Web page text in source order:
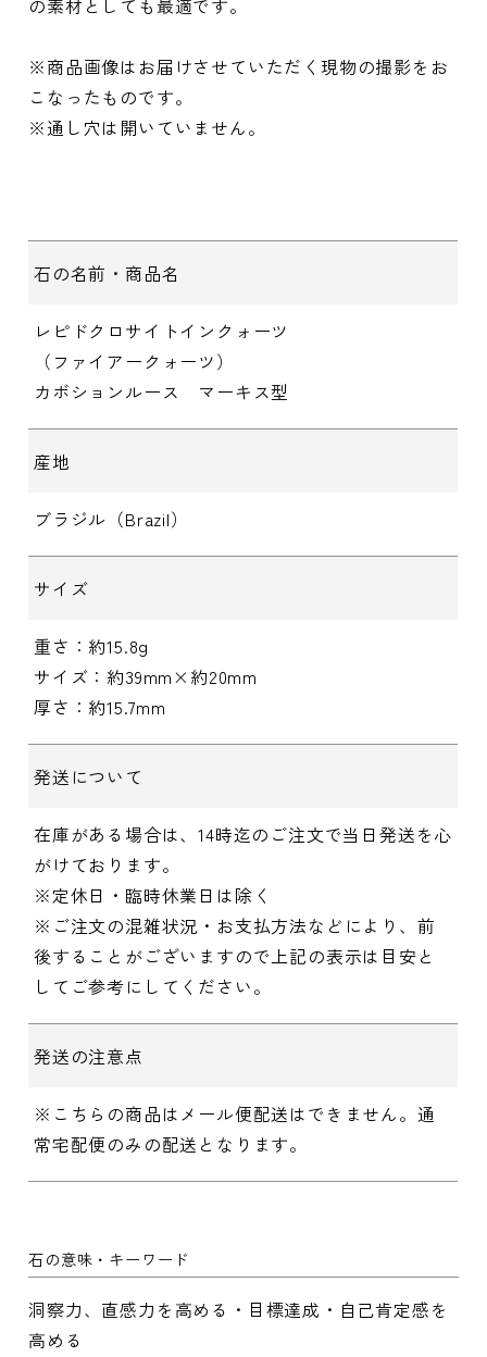
の素材としても最適です。
※商品画像はお届けさせていただく現物の撮影をお
こなったものです。
※通し穴は開いていません。
石の名前・商品名
レピドクロサイトインクォーツ
（ファイアークォーツ）
カボションルース マーキス型
産地
ブラジル（Brazil）
サイズ
重さ：約15.8g
サイズ：約39mm×約20mm
厚さ：約15.7mm
発送について
在庫がある場合は、14時迄のご注文で当日発送を心
がけております。
※定休日・臨時休業日は除く
※ご注文の混雑状況・お支払方法などにより、前
後することがございますので上記の表示は目安と
してご参考にしてください。
発送の注意点
※こちらの商品はメール便配送はできません。通
常宅配便のみの配送となります。
石の意味・キーワード
洞察力、直感力を高める・目標達成・自己肯定感を
高める